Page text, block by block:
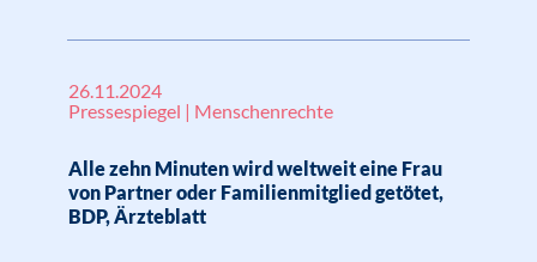
26.11.2024
Pressespiegel | Menschenrechte
Alle zehn Minuten wird weltweit eine Frau
von Partner oder Familienmitglied getötet,
BDP, Ärzteblatt